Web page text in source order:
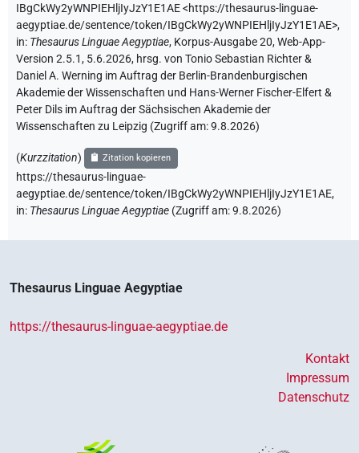
IBgCkWy2yWNPIEHljIyJzY1E1AE<https://thesaurus-linguae-
aegyptiae.de/sentence/token/IBgCkWy2yWNPIEHljIyJzY1E1AE>,
in: Thesaurus Linguae Aegyptiae, Korpus-Ausgabe 20, Web-App-
Version 2.5.1, 5.6.2026, hrsg. von Tonio Sebastian Richter &
Daniel A. Werning im Auftrag der Berlin-Brandenburgischen
Akademie der Wissenschaften und Hans-Werner Fischer-Elfert &
Peter Dils im Auftrag der Sächsischen Akademie der
Wissenschaften zu Leipzig (Zugriff am:9.8.2026)
(Kurzzitation) Zitation kopieren
https://thesaurus-linguae-
aegyptiae.de/sentence/token/IBgCkWy2yWNPIEHljIyJzY1E1AE,
in: Thesaurus Linguae Aegyptiae (Zugriff am:9.8.2026)
Thesaurus Linguae Aegyptiae
https://thesaurus-linguae-aegyptiae.de
Kontakt
Impressum
Datenschutz